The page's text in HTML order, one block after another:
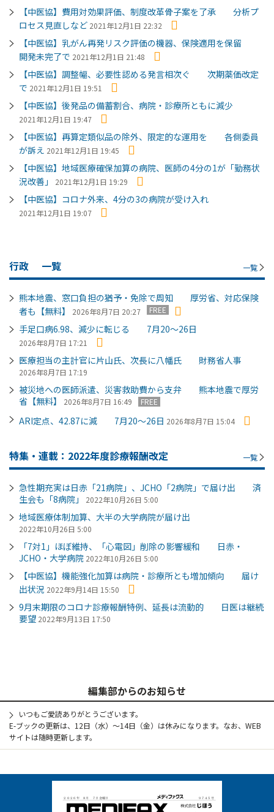
【中医協】費用対効果評価、制度改革骨子案を了承 分析プ
ロセス見直しなど 2021年12月1日 22:32
【中医協】乳がん再発リスク評価の機器、保険適用を保留
開発未完了で 2021年12月1日 21:48
【中医協】調整幅、必要性認める発言相次ぐ 次期薬価改定
で 2021年12月1日 19:51
【中医協】後発品の備蓄割合、病院・診療所ともに減少
2021年12月1日 19:47
【中医協】再算定類似品の除外、限定的な運用を 各側委員
が訴え 2021年12月1日 19:45
【中医協】地域医療確保加算の病院、医師の4分の1が「勤務状
況改善」
2021年12月1日 19:29
【中医協】コロナ外来、4分の3の病院が受け入れ
2021年12月1日 19:07
行政 一覧 一覧
熊本地震、窓口負担の猶予・免除で周知 厚労省、対応保険
者も【無料】
2026年8月7日 20:27 FREE
手足口病6.98、減少に転じる 7月20～26日
2026年8月7日 17:21
医療担当の主計官に片山氏、次長に八幡氏 財務省人事
2026年8月7日 17:19
被災地への医師派遣、災害救助費から支弁 熊本地震で厚労
省【無料】
2026年8月7日 16:49 FREE
ARI定点、42.87に減 7月20～26日 2026年8月7日 15:04
特集・連載：2022年度診療報酬改定 一覧
急性期充実は日赤「21病院」、JCHO「2病院」で届け出 済
生会も「8病院」
2022年10月26日 5:00
地域医療体制加算、大半の大学病院が届け出
2022年10月26日 5:00
「7対1」ほぼ維持、「心電図」削除の影響緩和 日赤・
JCHO・大学病院 2022年10月26日 5:00
【中医協】機能強化加算は病院・診療所とも増加傾向 届け
出状況 2022年9月14日 15:50
9月末期限のコロナ診療報酬特例、延長は流動的 日医は継続
要望 2022年9月13日 17:50
編集部からのお知らせ
いつもご愛読ありがとうございます。
E-ブックの更新は、12日（水）～14日（金）は休みになります。なお、WEB
サイトは随時更新します。